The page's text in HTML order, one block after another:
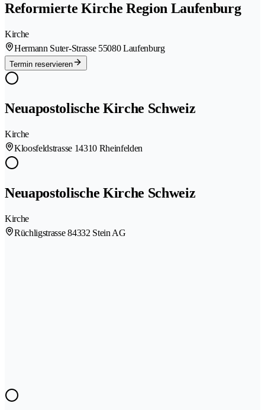
Reformierte Kirche Region Laufenburg
Kirche
Hermann Suter-Strasse 55080 Laufenburg
Termin reservieren
Neuapostolische Kirche Schweiz
Kirche
Kloosfeldstrasse 14310 Rheinfelden
Neuapostolische Kirche Schweiz
Kirche
Rüchligstrasse 84332 Stein AG